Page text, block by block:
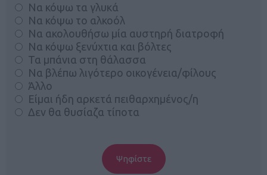
Να κόψω τα γλυκά
Να κόψω το αλκοόλ
Να ακολουθήσω μία αυστηρή διατροφή
Να κόψω ξενύχτια και βόλτες
Τα μπάνια στη θάλασσα
Να βλέπω λιγότερο οικογένεια/φίλους
Άλλο
Είμαι ήδη αρκετά πειθαρχημένος/η
Δεν θα θυσίαζα τίποτα